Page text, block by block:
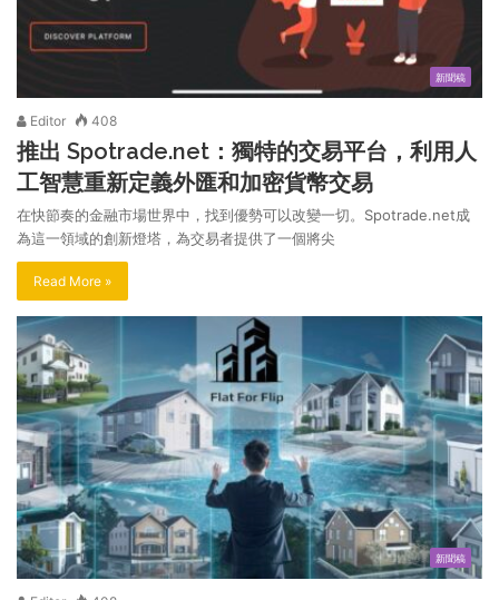
新聞稿
Editor 408
推出 Spotrade.net：獨特的交易平台，利用人
工智慧重新定義外匯和加密貨幣交易
在快節奏的金融市場世界中，找到優勢可以改變一切。Spotrade.net成
為這一領域的創新燈塔，為交易者提供了一個將尖
Read More »
新聞稿